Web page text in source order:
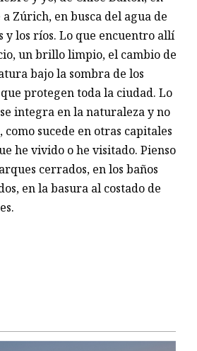
Zúrich, en busca del agua de
y los ríos. Lo que encuentro allí
un brillo limpio, el cambio de
bajo la sombra de los
protegen toda la ciudad. Lo
integra en la naturaleza y no
como sucede en otras capitales
he vivido o he visitado. Pienso
cerrados, en los baños
en la basura al costado de